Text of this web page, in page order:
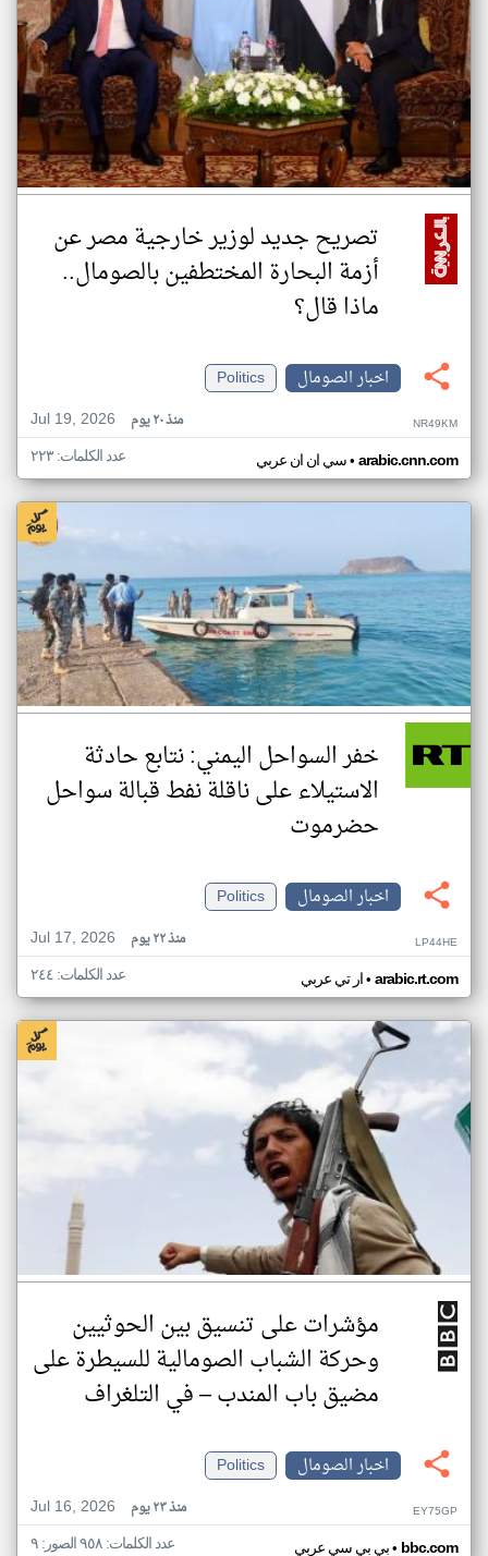
تصريح جديد لوزير خارجية مصر عن
أزمة البحارة المختطفين بالصومال..
ماذا قال؟
اخبار الصومال
Politics
Jul 19, 2026
منذ ٢٠ يوم NR49KM
سي ان ان عربي• arabic.cnn.com عدد الكلمات: ٢٢٣
خفر السواحل اليمني: نتابع حادثة
الاستيلاء على ناقلة نفط قبالة سواحل
حضرموت
اخبار الصومال
Politics
Jul 17, 2026
منذ ٢٢ يوم LP44HE
ار تي عربي• arabic.rt.com عدد الكلمات: ٢٤٤
مؤشرات على تنسيق بين الحوثيين
وحركة الشباب الصومالية للسيطرة على
مضيق باب المندب – في التلغراف
اخبار الصومال
Politics
Jul 16, 2026
منذ ٢٣ يوم EY75GP
بي بي سي عربي• bbc.com عدد الكلمات: ٩٥٨ الصور: ٩